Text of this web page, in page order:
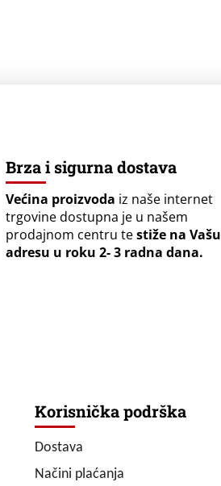
Brza i sigurna dostava
Većina proizvoda iz naše internet
trgovine dostupna je u našem
prodajnom centru testiže na Vašu
adresu u roku 2- 3 radna dana.
Korisnička podrška
Dostava
Načini plaćanja